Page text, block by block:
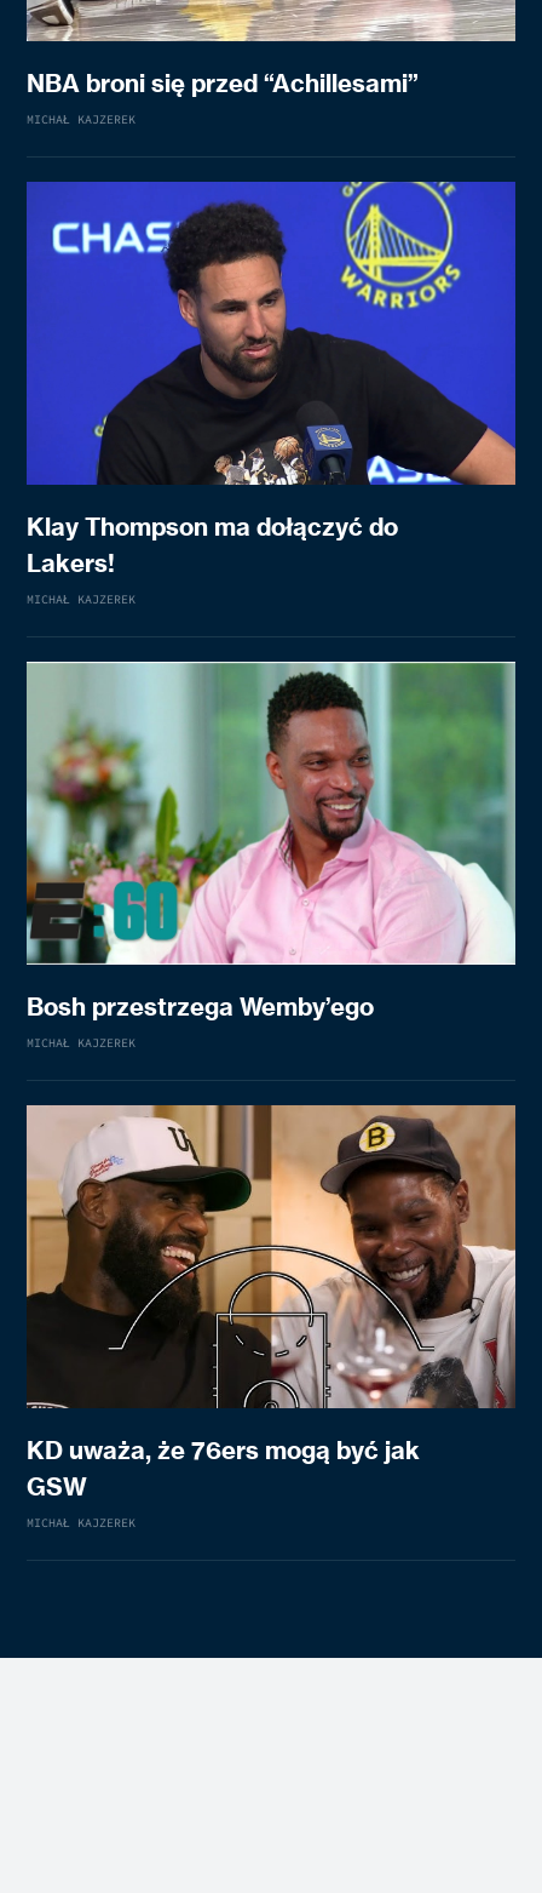
NBA broni się przed “Achillesami”
MICHAŁ KAJZEREK
Klay Thompson ma dołączyć do
Lakers!
MICHAŁ KAJZEREK
Bosh przestrzega Wemby’ego
MICHAŁ KAJZEREK
KD uważa, że 76ers mogą być jak
GSW
MICHAŁ KAJZEREK